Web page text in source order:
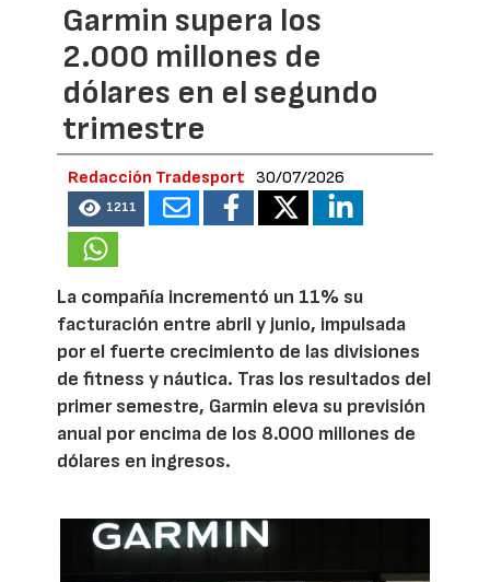
Garmin supera los
2.000 millones de
dólares en el segundo
trimestre
Redacción Tradesport 30/07/2026
1211
La compañía incrementó un 11% su
facturación entre abril y junio, impulsada
por el fuerte crecimiento de las divisiones
de fitness y náutica. Tras los resultados del
primer semestre, Garmin eleva su previsión
anual por encima de los 8.000 millones de
dólares en ingresos.